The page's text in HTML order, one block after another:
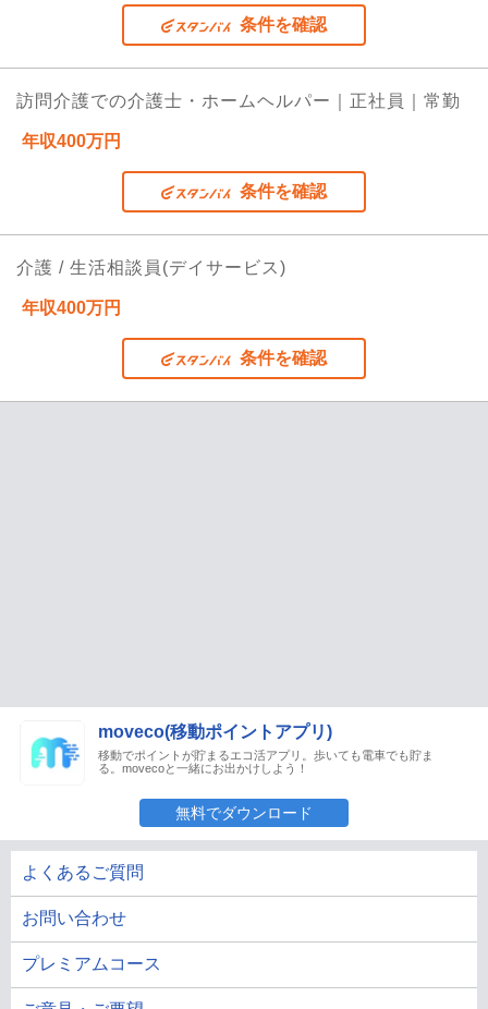
条件を確認
訪問介護での介護士・ホームヘルパー｜正社員｜常勤
年収400万円
条件を確認
介護 / 生活相談員(デイサービス)
年収400万円
条件を確認
moveco(移動ポイントアプリ)
移動でポイントが貯まるエコ活アプリ。歩いても電車でも貯ま
る。movecoと一緒にお出かけしよう！
無料でダウンロード
よくあるご質問
お問い合わせ
プレミアムコース